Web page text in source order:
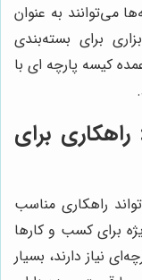
می‌توانند به عنوان
برای بسته‌بندی
کیسه پارچه ای با
برای
راهکاری مناسب
برای کسب و کارها
نیاز دارند، بسیار